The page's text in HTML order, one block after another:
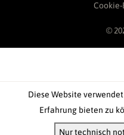
©
Diese Website
Erfahrung bieten zu
Nur technisch